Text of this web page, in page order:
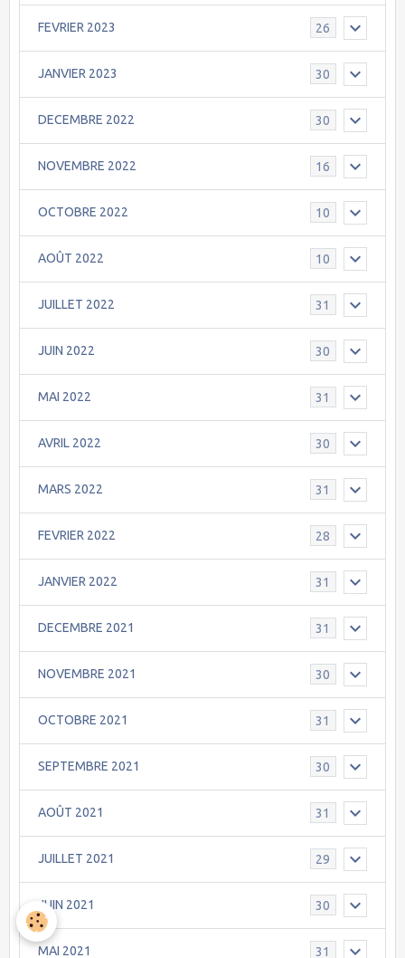
FEVRIER 2023 26
JANVIER 2023 30
DECEMBRE 2022 30
NOVEMBRE 2022 16
OCTOBRE 2022 10
AOÛT 2022 10
JUILLET 2022 31
JUIN 2022 30
MAI 2022 31
AVRIL 2022 30
MARS 2022 31
FEVRIER 2022 28
JANVIER 2022 31
DECEMBRE 2021 31
NOVEMBRE 2021 30
OCTOBRE 2021 31
SEPTEMBRE 2021 30
AOÛT 2021 31
JUILLET 2021 29
JUIN 2021 30
MAI 2021 31